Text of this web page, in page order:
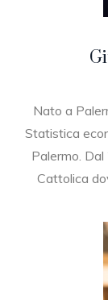
Nato a
Statistica
Palermo.
Cattolica